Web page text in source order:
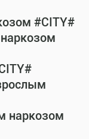
#CITY#
наркозом